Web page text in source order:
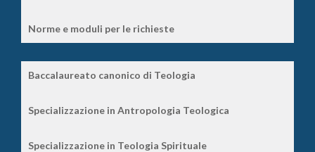
Norme e moduli per le richieste
Baccalaureato canonico di Teologia
Specializzazione in Antropologia Teologica
Specializzazione in Teologia Spirituale